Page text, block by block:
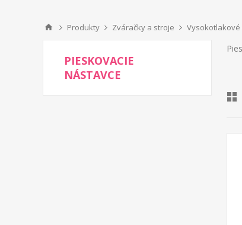
Produkty Zváračky a stroje Vysokotlakové
PIESKOVACIE
NÁSTAVCE